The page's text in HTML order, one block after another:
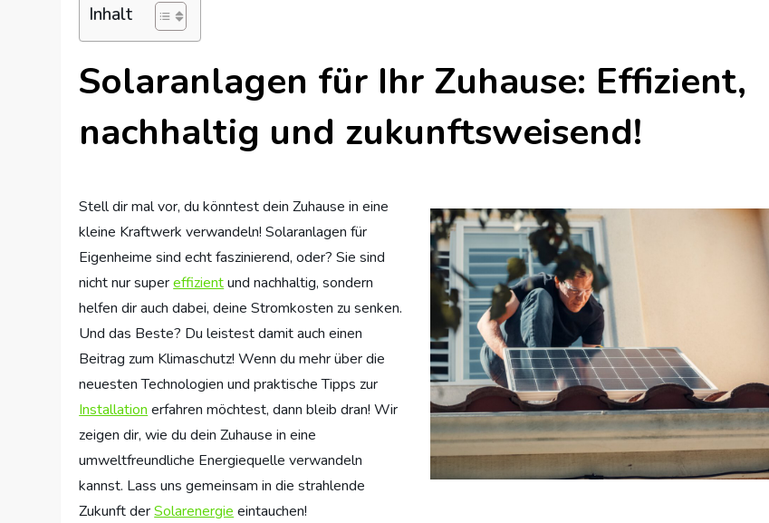
Inhalt
Solaranlagen für Ihr Zuhause: Effizient,
nachhaltig und zukunftsweisend!
Stell dir mal vor, du könntest dein Zuhause in eine
kleine Kraftwerk verwandeln! Solaranlagen für
Eigenheime sind echt faszinierend, oder? Sie sind
nicht nur supereffizientund nachhaltig, sondern
helfen dir auch dabei, deine Stromkosten zu senken.
Und das Beste? Du leistest damit auch einen
Beitrag zum Klimaschutz! Wenn du mehr über die
neuesten Technologien und praktische Tipps zur
Installation erfahren möchtest, dann bleib dran! Wir
zeigen dir, wie du dein Zuhause in eine
umweltfreundliche Energiequelle verwandeln
kannst. Lass uns gemeinsam in die strahlende
Zukunft derSolarenergie eintauchen!